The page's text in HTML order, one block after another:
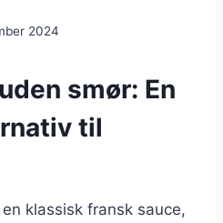
2024
smør: En
til
klassisk fransk sauce,